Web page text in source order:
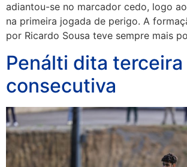
adiantou-se no marcador cedo, logo
na primeira jogada de perigo. A
por Ricardo Sousa teve sempre mais
Penálti dita
consecutiva